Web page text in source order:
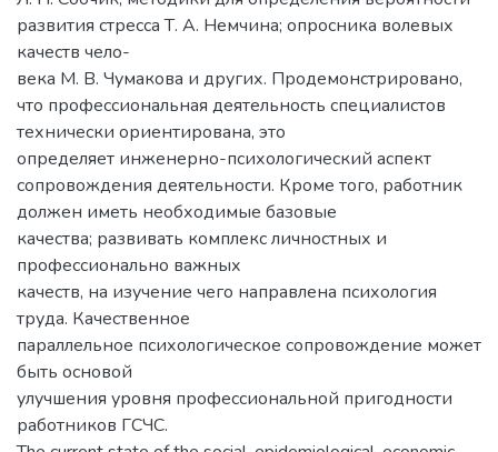
развития стресса Т. А. Немчина; опросника волевых
качеств чело-
века М. В. Чумакова и других. Продемонстрировано,
что профессиональная деятельность специалистов
технически ориентирована, это
определяет инженерно-психологический аспект
сопровождения деятельности. Кроме того, работник
должен иметь необходимые базовые
качества; развивать комплекс личностных и
профессионально важных
качеств, на изучение чего направлена психология
труда. Качественное
параллельное психологическое сопровождение может
быть основой
улучшения уровня профессиональной пригодности
работников ГСЧС.